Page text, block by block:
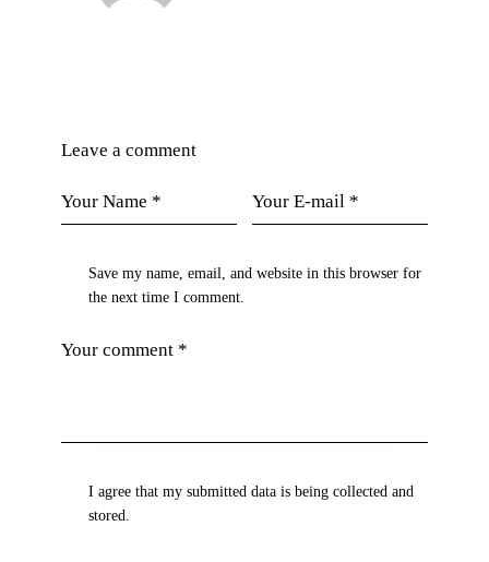
Leave a comment
Save my name, email, and website in this browser for
the next time I comment.
I agree that my submitted data is being collected and
stored.